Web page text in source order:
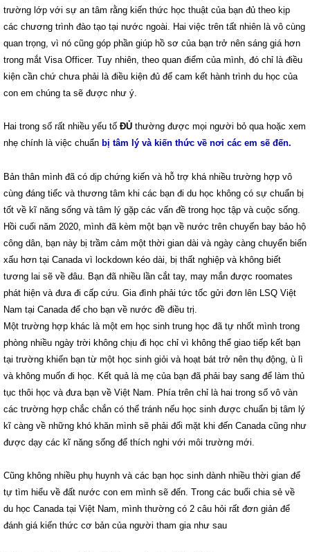
trường lớp với sự an tâm rằng kiến thức học thuật của bạn đủ theo kịp
các chương trình đào tạo tại nước ngoài. Hai việc trên tất nhiên là vô cùng
quan trọng, vì nó cũng góp phần giúp hồ sơ của bạn trở nên sáng giá hơn
trong mắt Visa Officer. Tuy nhiên, theo quan điểm của mình, đó chỉ là điều
kiện cần chứ chưa phải là điều kiện đủ để cam kết hành trình du học của
con em chúng ta sẽ được như ý.
Hai trong số rất nhiều yếu tố ĐỦ thường được mọi người bỏ qua hoặc xem
nhẹ chính là việc chuẩn bị tâm lý và kiến thức về nơi các em sẽ đến.
Bản thân mình đã có dịp chứng kiến và hỗ trợ khá nhiều trường hợp vô
cùng đáng tiếc và thương tâm khi các bạn đi du học không có sự chuẩn bị
tốt về kĩ năng sống và tâm lý gặp các vấn đề trong học tập và cuộc sống.
Hồi cuối năm 2020, mình đã kèm một bạn về nước trên chuyến bay bảo hộ
công dân, bạn này bị trầm cảm một thời gian dài và ngày càng chuyển biến
xấu hơn tại Canada vì lockdown kéo dài, bị thất nghiệp và không biết
tương lai sẽ về đâu. Bạn đã nhiều lần cắt tay, may mắn được roomates
phát hiện và đưa đi cấp cứu. Gia đình phải tức tốc gửi đơn lên LSQ Việt
Nam tại Canada để cho bạn về nước đề điều trị.
Một trường hợp khác là một em học sinh trung học đã tự nhốt mình trong
phòng nhiều ngày trời không chịu đi học chỉ vì không thể giao tiếp kết bạn
tại trường khiến bạn từ một học sinh giỏi và hoạt bát trở nên thụ động, ù lì
và không muốn đi học. Kết quả là mẹ của bạn đã phải bay sang để làm thủ
tục thôi học và đưa bạn về Việt Nam. Phía trên chỉ là hai trong số vô vàn
các trường hợp chắc chắn có thể tránh nếu học sinh được chuẩn bị tâm lý
kĩ càng về những khó khăn mình sẽ phải đối mặt khi đến Canada cũng như
được dạy các kĩ năng sống để thích nghi với môi trường mới.
Cũng không nhiều phụ huynh và các bạn học sinh dành nhiều thời gian để
tự tìm hiểu về đất nước con em mình sẽ đến. Trong các buổi chia sẻ về
du học Canada tại Việt Nam, mình thường có 2 câu hỏi rất đơn giản để
đánh giá kiến thức cơ bản của người tham gia như sau